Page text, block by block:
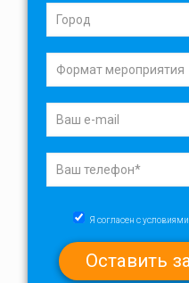
Я согласен с условиями